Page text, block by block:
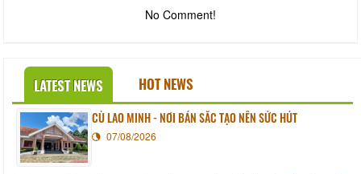
No Comment!
LATEST NEWS HOT NEWS
CÙ LAO MINH - NƠI BẢN SẮC TẠO NÊN SỨC HÚT
07/08/2026